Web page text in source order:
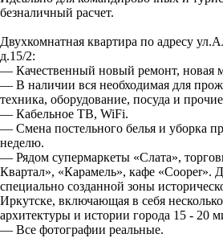
безналичный расчет.
Двухкомнатная квартира по адресу
д.15/2:
— Качественный новый ремонт, новая
— В наличии вся необходимая для
техника, оборудование, посуда и
— Кабельное ТВ, WiFi.
— Смена постельного белья и уборка
неделю.
— Рядом супермаркеты «Слата»,
Квартал», «Карамель», кафе «Cooper».
специально созданной зоны
Иркутске, включающая в себя
архитектуры и истории города 15 - 20
— Все фотографии реальные.